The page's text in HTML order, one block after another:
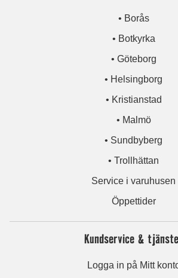
• Borås
• Botkyrka
• Göteborg
• Helsingborg
• Kristianstad
• Malmö
• Sundbyberg
• Trollhättan
Service i varuhusen
Öppettider
Kundservice &
Logga in på Mitt